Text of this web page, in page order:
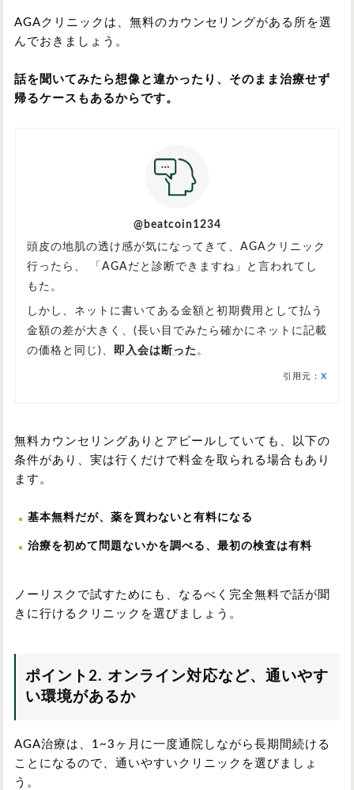
AGAクリニックは、無料のカウンセリングがある所を選
んでおきましょう。
話を聞いてみたら想像と違かったり、そのまま治療せず
帰るケースもあるからです。
@beatcoin1234
頭皮の地肌の透け感が気になってきて、AGAクリニック
行ったら、 「AGAだと診断できますね」と言われてし
もた。
しかし、ネットに書いてある金額と初期費用として払う
金額の差が大きく、(長い目でみたら確かにネットに記載
の価格と同じ)、
即入会は断った 。
引用元： X
無料カウンセリングありとアピールしていても、以下の
条件があり、実は行くだけで料金を取られる場合もあり
ます。
基本無料だが、薬を買わないと有料になる
治療を初めて問題ないかを調べる、最初の検査は有料
ノーリスクで試すためにも、なるべく完全無料で話が聞
きに行けるクリニックを選びましょう。
ポイント2. オンライン対応など、通いやす
い環境があるか
AGA治療は、1~3ヶ月に一度通院しながら長期間続ける
ことになるので、通いやすいクリニックを選びましょ
う。